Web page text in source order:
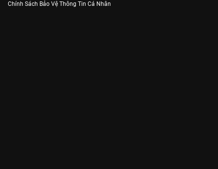
Chính Sách Bảo Vệ Thông Tin Cá Nhân